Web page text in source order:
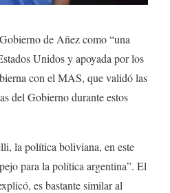
de Añez como “una
Unidos y apoyada por los
con el MAS, que validó las
del Gobierno durante estos
la política boliviana, en este
para la política argentina”. El
es bastante similar al